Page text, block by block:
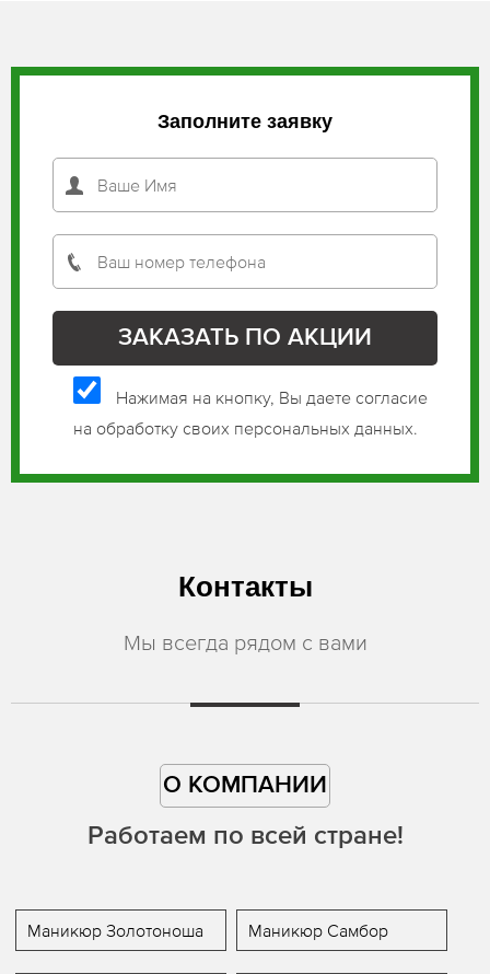
Заполните заявку
Нажимая на кнопку, Вы даете согласие
на обработку своих персональных данных.
Контакты
Мы всегда рядом с вами
О КОМПАНИИ
Работаем по всей стране!
Маникюр Золотоноша Маникюр Самбор